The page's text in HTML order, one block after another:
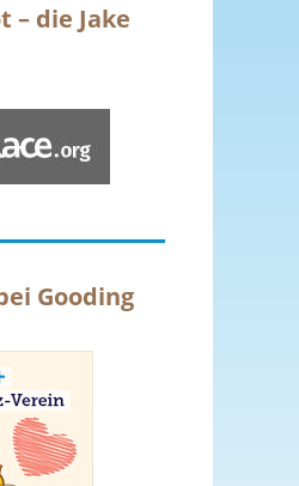
– die Jake
Gooding